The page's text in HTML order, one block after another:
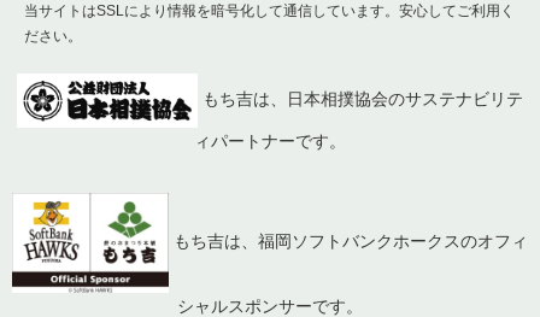
当サイトはSSLにより情報を暗号化して通信しています。安心してご利用く
ださい。
もち吉は、日本相撲協会のサステナビリテ
ィパートナーです。
もち吉は、福岡ソフトバンクホークスのオフィ
シャルスポンサーです。